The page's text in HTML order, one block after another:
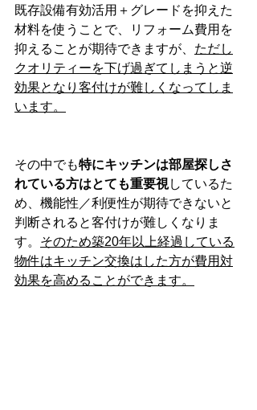
既存設備有効活用＋グレードを抑えた
材料を使うことで、リフォーム費用を
抑えることが期待できますが、 ただし
クオリティーを下げ過ぎてしまうと逆
効果となり客付けが難しくなってしま
います。
その中でも特にキッチンは部屋探しさ
れている方はとても重要視しているた
め、機能性／利便性が期待できないと
判断されると客付けが難しくなりま
す。 そのため築20年以上経過している
物件はキッチン交換はした方が費用対
効果を高めることができます。